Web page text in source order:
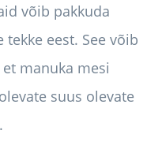
võib pakkuda
eest. See võib
manuka mesi
suus olevate